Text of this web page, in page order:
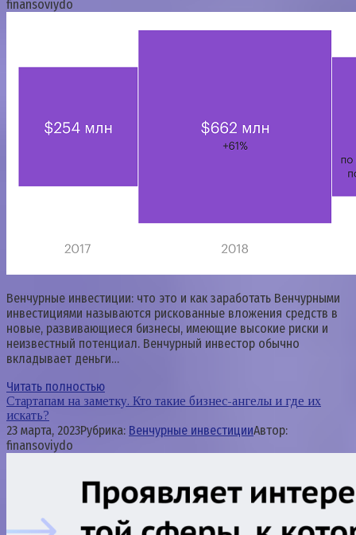
finansoviydo
Венчурные инвестиции: что это и как заработать Венчурными
инвестициями называются рискованные вложения средств в
новые, развивающиеся бизнесы, имеющие высокие риски и
неизвестный потенциал. Венчурный инвестор обычно
вкладывает деньги…
Читать полностью
Стартапам на заметку. Кто такие бизнес-ангелы и где их
искать?
23 марта, 2023Рубрика: Венчурные инвестицииАвтор:
finansoviydo